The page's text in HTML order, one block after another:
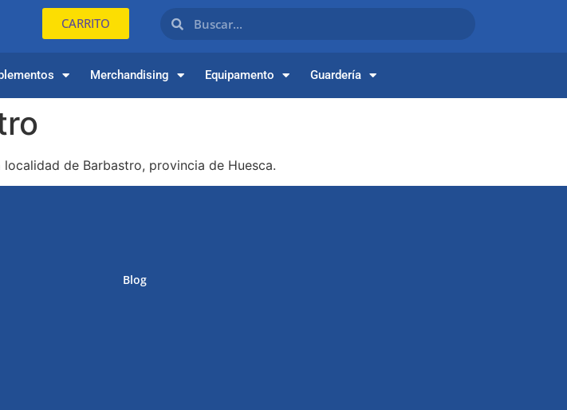
CARRITO
Merchandising Equipamento Guardería
de Barbastro, provincia de Huesca.
Blog